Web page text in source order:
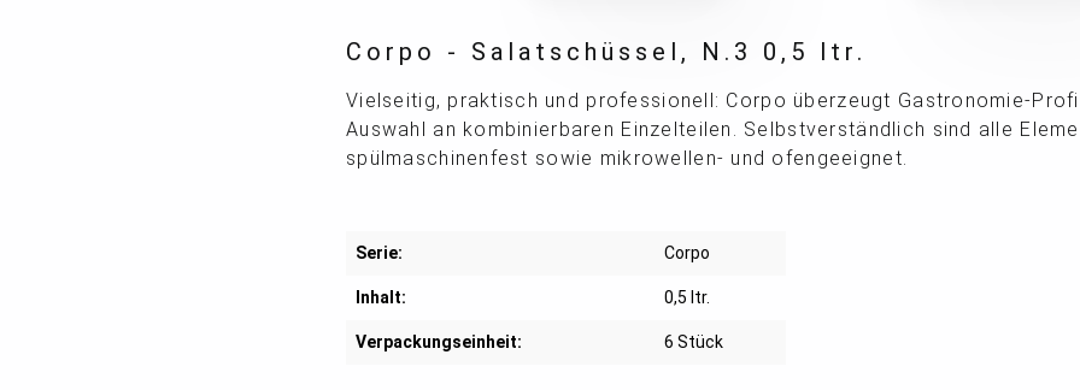
Corpo - Salatschüssel, N.3 0,5 ltr.
Vielseitig, praktisch und professionell: Corpo überzeugt Gastronomie-
Auswahl an kombinierbaren Einzelteilen. Selbstverständlich sind alle
spülmaschinenfest sowie mikrowellen- und ofengeeignet.
Serie: Corpo
Inhalt: 0,5 ltr.
Verpackungseinheit: 6 Stück